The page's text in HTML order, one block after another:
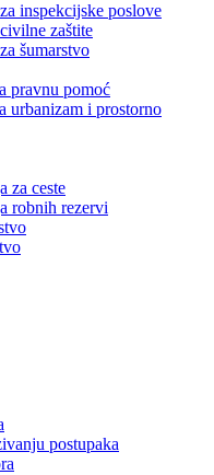
inspekcijske poslove
zaštite
šumarstvo
pravnu pomoć
urbanizam i prostorno
za ceste
robnih rezervi
postupaka